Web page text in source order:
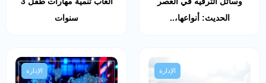
الحديث: أنواعها،..
سنوات
الإدارة الإدارة